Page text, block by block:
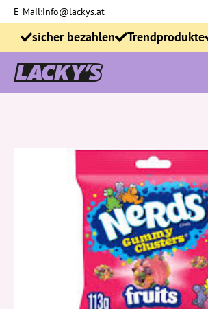
Zum
Inhalt
springen
E-Mail:info@lackys.at
sicher bezahlen Trendprodukte